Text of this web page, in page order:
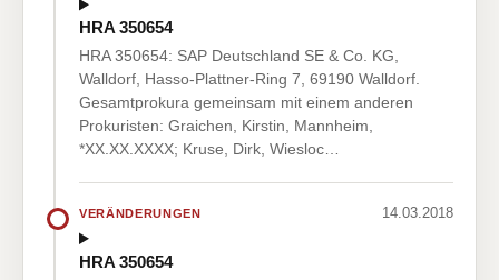
HRA 350654
HRA 350654: SAP Deutschland SE & Co. KG,
Walldorf, Hasso-Plattner-Ring 7, 69190 Walldorf.
Gesamtprokura gemeinsam mit einem anderen
Prokuristen: Graichen, Kirstin, Mannheim,
*XX.XX.XXXX; Kruse, Dirk, Wiesloc…
VERÄNDERUNGEN 14.03.2018
HRA 350654